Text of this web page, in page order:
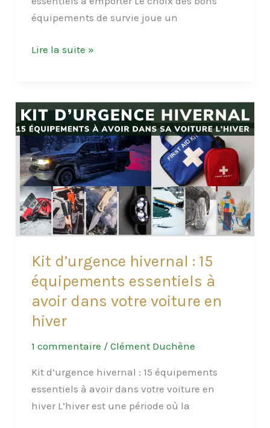
équipements de survie joue un
Survivre
nature
:
les
15
équipements
de
survie
essentiels
à
Lire la suite »
Kit d’urgence hivernal : 15
équipements essentiels à
avoir dans votre voiture en
hiver
1 commentaire / Clément Duchène
Kit d’urgence hivernal : 15 équipements
essentiels à avoir dans votre voiture en
hiver L’hiver est une période où la